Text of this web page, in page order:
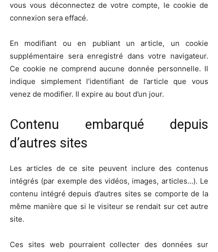
vous vous déconnectez de votre compte, le cookie de
connexion sera effacé.
En modifiant ou en publiant un article, un cookie
supplémentaire sera enregistré dans votre navigateur.
Ce cookie ne comprend aucune donnée personnelle. Il
indique simplement l’identifiant de l’article que vous
venez de modifier. Il expire au bout d’un jour.
Contenu embarqué depuis
d’autres sites
Les articles de ce site peuvent inclure des contenus
intégrés (par exemple des vidéos, images, articles…). Le
contenu intégré depuis d’autres sites se comporte de la
même manière que si le visiteur se rendait sur cet autre
site.
Ces sites web pourraient collecter des données sur